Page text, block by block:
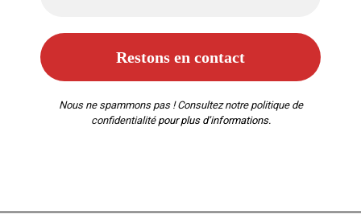
Nous ne spammons pas ! Consultez notre politique de
confidentialitépour plus d’informations.